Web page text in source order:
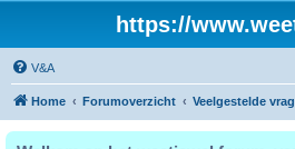
https://
V&A
Home Forumoverzicht Veelgestelde